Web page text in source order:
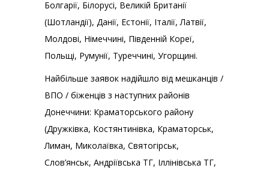
Болгарії, Білорусі, Великій Британії
(Шотландії), Данії, Естонії, Італії, Латвії,
Молдові, Німеччині, Південній Кореї,
Польщі, Румунії, Туреччині, Угорщині.
Найбільше заявок надійшло від мешканців /
ВПО / біженців з наступних районів
Донеччини: Краматорського району
(Дружківка, Костянтинівка, Краматорськ,
Лиман, Миколаївка, Святогірськ,
Слов’янськ, Андріївська ТГ, Іллінівська ТГ,